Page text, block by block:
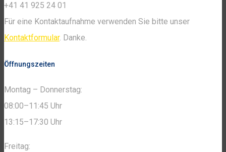
+41 41 925 24 01
Für eine Kontaktaufnahme verwenden Sie bitte unser
Kontaktformular. Danke.
Öffnungszeiten
Montag – Donnerstag:
08:00–11:45 Uhr
13:15–17:30 Uhr
Freitag: